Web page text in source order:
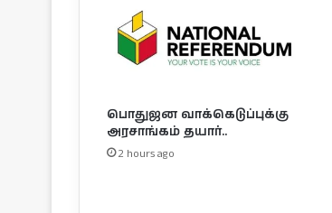
பொதுஜன வாக்கெடுப்புக்கு
அரசாங்கம் தயார்..
2 hours ago